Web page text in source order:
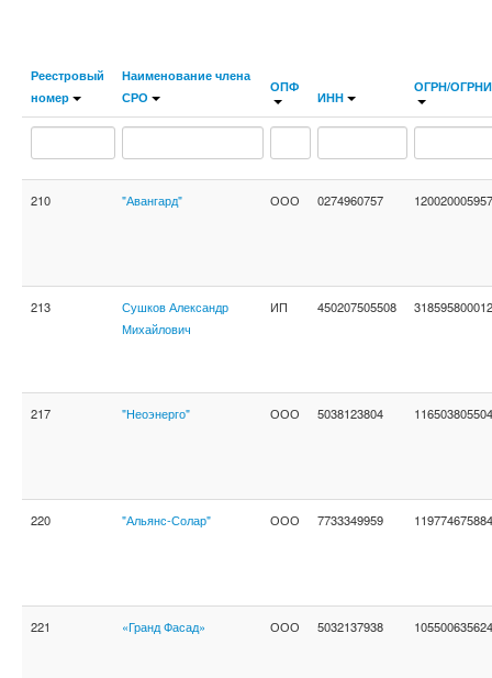
Реестровый
номер
Наименование члена
СРО
ОПФ
ИНН
ОГРН/
210 "Авангард" ООО 0274960757
213
Сушков Александр
Михайлович
ИП 450207505508
217 "Неоэнерго" ООО 5038123804
220 "Альянс-Солар" ООО 7733349959
221 «Гранд Фасад» ООО 5032137938